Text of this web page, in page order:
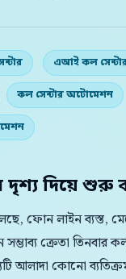
এআই কল
কল সেন্টার অটোমেশন
দৃশ্য দিয়ে শুরু
ফোন লাইন ব্যস্ত,
ক্রেতা তিনবার
আলাদা কোনো